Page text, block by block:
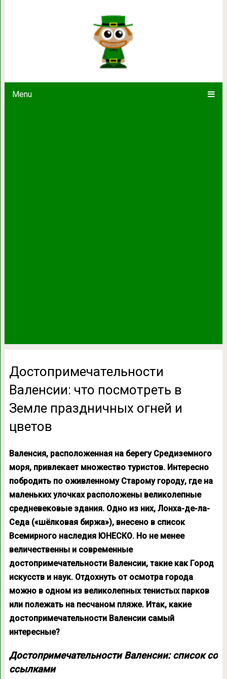
Menu
Достопримечательности
праздничных
Достопримечательности
Валенсии: что посмотреть в
Земле праздничных огней и
цветов
Валенсия, расположенная на берегу Средиземного
моря, привлекает множество туристов. Интересно
побродить по оживленному Старому городу, где на
маленьких улочках расположены великолепные
средневековые здания. Одно из них, Лонха-де-ла-
Седа («шёлковая биржа»), внесено в список
Всемирного наследия ЮНЕСКО. Но не менее
величественны и современные
достопримечательности Валенсии, такие как Город
искусств и наук. Отдохнуть от осмотра города
можно в одном из великолепных тенистых парков
или полежать на песчаном пляже. Итак, какие
достопримечательности Валенсии самый
интересные?
Достопримечательности Валенсии: список со
ссылками